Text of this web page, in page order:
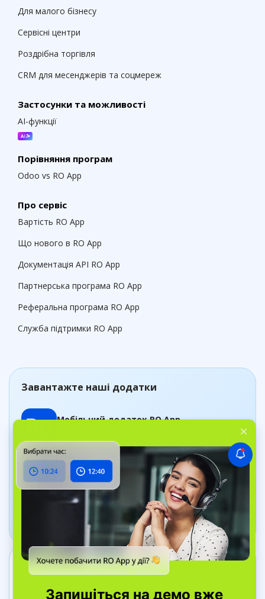
Для малого бізнесу
Сервісні центри
Роздрібна торгівля
CRM для месенджерів та соцмереж
Застосунки та можливості
AI-функції
Порівняння програм
Odoo vs RO App
Про сервіс
Вартість RO App
Що нового в RO App
Документація API RO App
Партнерська програма RO App
Реферальна програма RO App
Служба підтримки RO App
Завантажте наші додатки
Мобільний додаток RO App
Додаток Дашборд
Відстежуйте стан бізнесу в реальному часі
Зв’яжіться з нами